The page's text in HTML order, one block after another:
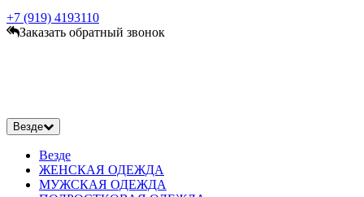
+7 (919) 4193110
Заказать обратный звонок
Везде
Везде
ЖЕНСКАЯ ОДЕЖДА
МУЖСКАЯ ОДЕЖДА